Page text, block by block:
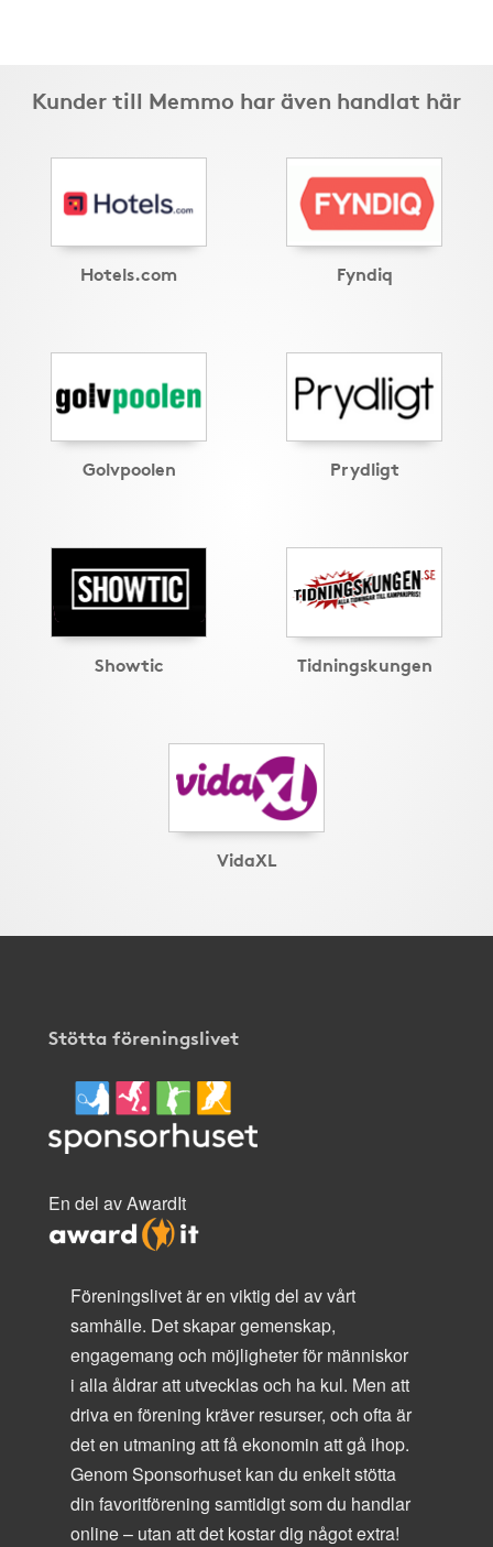
Kunder till Memmo har även handlat här
Hotels.com Fyndiq
Golvpoolen Prydligt
Showtic Tidningskungen
VidaXL
Stötta föreningslivet
En del av AwardIt
Föreningslivet är en viktig del av vårt
samhälle. Det skapar gemenskap,
engagemang och möjligheter för människor
i alla åldrar att utvecklas och ha kul. Men att
driva en förening kräver resurser, och ofta är
det en utmaning att få ekonomin att gå ihop.
Genom Sponsorhuset kan du enkelt stötta
din favoritförening samtidigt som du handlar
online – utan att det kostar dig något extra!